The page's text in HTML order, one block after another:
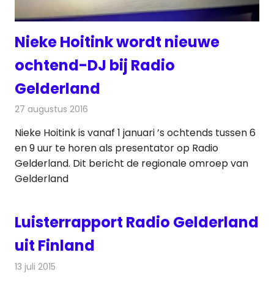
Nieke Hoitink wordt nieuwe
ochtend-DJ bij Radio
Gelderland
27 augustus 2016
Nieke Hoitink is vanaf 1 januari ’s ochtends tussen 6
en 9 uur te horen als presentator op Radio
Gelderland. Dit bericht de regionale omroep van
Gelderland
Luisterrapport Radio Gelderland
uit Finland
13 juli 2015